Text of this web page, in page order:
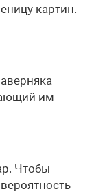
картин.
им
Чтобы